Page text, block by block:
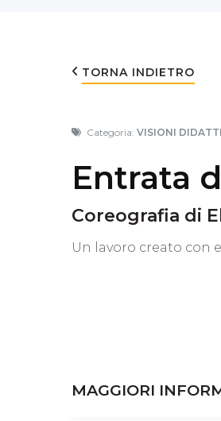
TORNA INDIETRO
Categoria: VISIONI
Entrata
Coreografia di
Un lavoro creato con
MAGGIORI